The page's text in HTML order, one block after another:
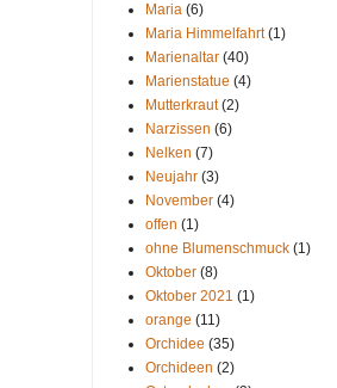
Maria (6)
Maria Himmelfahrt (1)
Marienaltar (40)
Marienstatue (4)
Mutterkraut (2)
Narzissen (6)
Nelken (7)
Neujahr (3)
November (4)
offen (1)
ohne Blumenschmuck (1)
Oktober (8)
Oktober 2021 (1)
orange (11)
Orchidee (35)
Orchideen (2)